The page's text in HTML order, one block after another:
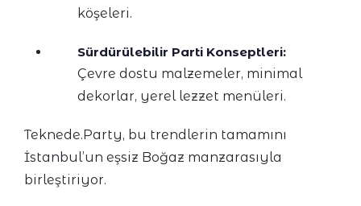
köşeleri.
Sürdürülebilir Parti Konseptleri:
Çevre dostu malzemeler, minimal
dekorlar, yerel lezzet menüleri.
Teknede.Party, bu trendlerin tamamını
İstanbul’un eşsiz Boğaz manzarasıyla
birleştiriyor.